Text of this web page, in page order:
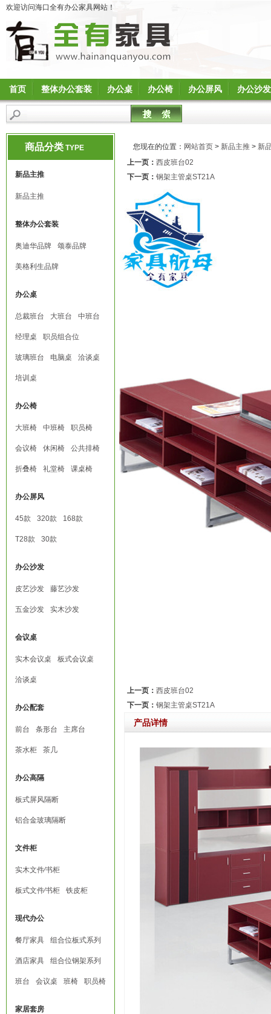
欢迎访问海口全有办公家具网站！
首页 整体办公套装 办公桌 办公椅 办公屏风 办公沙发
商品分类 TYPE
新品主推
新品主推
整体办公套装
奥迪华品牌 颂泰品牌
美格利生品牌
办公桌
总裁班台 大班台 中班台
经理桌 职员组合位
玻璃班台 电脑桌 洽谈桌
培训桌
办公椅
大班椅 中班椅 职员椅
会议椅 休闲椅 公共排椅
折叠椅 礼堂椅 课桌椅
办公屏风
45款 320款 168款
T28款 30款
办公沙发
皮艺沙发 藤艺沙发
五金沙发 实木沙发
会议桌
实木会议桌 板式会议桌
洽谈桌
办公配套
前台 条形台 主席台
茶水柜 茶几
办公高隔
板式屏风隔断
铝合金玻璃隔断
文件柜
实木文件∕书柜
板式文件∕书柜 铁皮柜
现代办公
餐厅家具 组合位板式系列
酒店家具 组合位钢架系列
班台 会议桌 班椅 职员椅
家居套房
您现在的位置： 网站首页 > 新品主推 > 新
上一页： 西皮班台02
下一页： 钢架主管桌ST21A
上一页： 西皮班台02
下一页： 钢架主管桌ST21A
产品详情